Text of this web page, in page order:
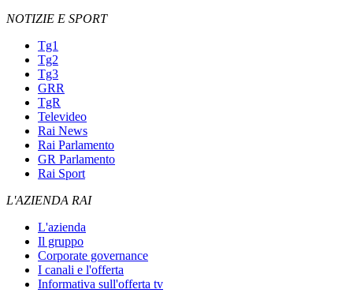
NOTIZIE E SPORT
Tg1
Tg2
Tg3
GRR
TgR
Televideo
Rai News
Rai Parlamento
GR Parlamento
Rai Sport
L'AZIENDA RAI
L'azienda
Il gruppo
Corporate governance
I canali e l'offerta
Informativa sull'offerta tv